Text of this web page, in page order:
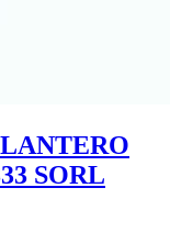
SORL